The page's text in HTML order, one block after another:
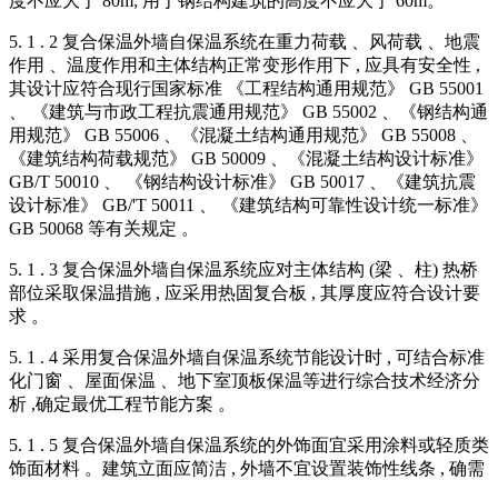
5. 1 . 2 复合保温外墙自保温系统在重力荷载 、风荷载 、地震
作用 、温度作用和主体结构正常变形作用下 , 应具有安全性 ,
其设计应符合现行国家标准 《工程结构通用规范》 GB 55001
、 《建筑与市政工程抗震通用规范》 GB 55002 、《钢结构通
用规范》 GB 55006 、《混凝土结构通用规范》 GB 55008 、
《建筑结构荷载规范》 GB 50009 、《混凝土结构设计标准》
GB/T 50010 、 《钢结构设计标准》 GB 50017 、《建筑抗震
设计标准》 GB/'T 50011 、 《建筑结构可靠性设计统一标准》
GB 50068 等有关规定 。
5. 1 . 3 复合保温外墙自保温系统应对主体结构 (梁 、柱) 热桥
部位采取保温措施 , 应采用热固复合板 , 其厚度应符合设计要
求 。
5. 1 . 4 采用复合保温外墙自保温系统节能设计时 , 可结合标准
化门窗 、屋面保温 、地下室顶板保温等进行综合技术经济分
析 ,确定最优工程节能方案 。
5. 1 . 5 复合保温外墙自保温系统的外饰面宜采用涂料或轻质类
饰面材料 。建筑立面应简洁 , 外墙不宜设置装饰性线条 , 确需